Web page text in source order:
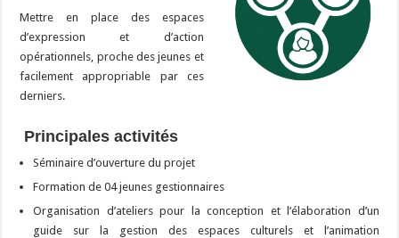
Mettre en place des espaces
d’expression et d’action
opérationnels, proche des jeunes et
facilement appropriable par ces
derniers.
Principales activités
Séminaire d’ouverture du projet
Formation de 04 jeunes gestionnaires
Organisation d’ateliers pour la conception et l’élaboration d’un
guide sur la gestion des espaces culturels et l’animation